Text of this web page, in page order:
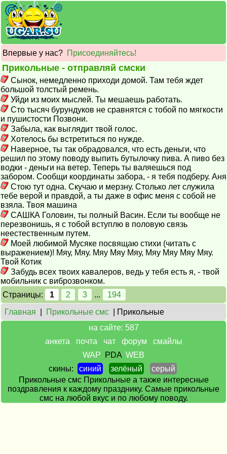
Впервые у нас? Присоединяйтесь!
Прикольные - отправляй смски
Сынок, немедленно приходи домой. Там тебя ждет
большой толстый ремень.
Уйди из моих мыслей. Ты мешаешь работать.
Сто тысяч бурундуков не сравнятся с тобой по мягкости
и пушистости Позвони.
Забыла, как выглядит твой голос.
Хотелось бы встретиться по нужде.
Наверное, ты так обрадовался, что есть деньги, что
решил по этому поводу выпить бутылочку пива. А пиво без
водки - деньги на ветер. Теперь ты валяешься под
забором. Сообщи координаты забора, - я тебя подберу. Аня
Стою тут одна. Скучаю и мерзну. Столько лет служила
тебе верой и правдой, а ты даже в офис меня с собой не
взяла. Твоя машина
САШКА Головин, ты полный Васин. Если ты вообще не
перезвонишь, я с тобой вступлю в половую связь
неестественным путем.
Моей любимой Мусяке посвящаю стихи (читать с
выражением)! Мяу, Мяу. Мяу Мяу Мяу, Мяу Мяу Мяу Мяу.
Твой Котик
Забудь всех твоих кавалеров, ведь у тебя есть я, - твой
мобильник с виброзвонком.
Страницы:
1 2 3 ...
194
Главная
Прикольные смс
| Прикольные
на сайте: 587
анкета
почта чат форум
смайлы
WAP
PDA WEB
скины:
синий зелёный
серый
Прикольные смс Прикольные а также интересные
поздравления к каждому празднику. Самые прикольные
смс на любой вкус и по любому поводу.